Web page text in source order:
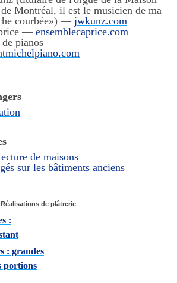
Montréal, il est le musicien de ma
courbée») — jwkunz.com
— ensemblecaprice.com
de pianos —
de maisons
sur les bâtiments anciens
Réalisations de plâtrerie
:
: grandes
portions